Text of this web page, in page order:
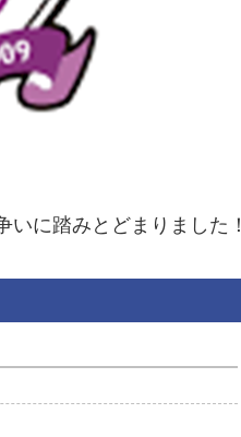
に踏みとどまりました！